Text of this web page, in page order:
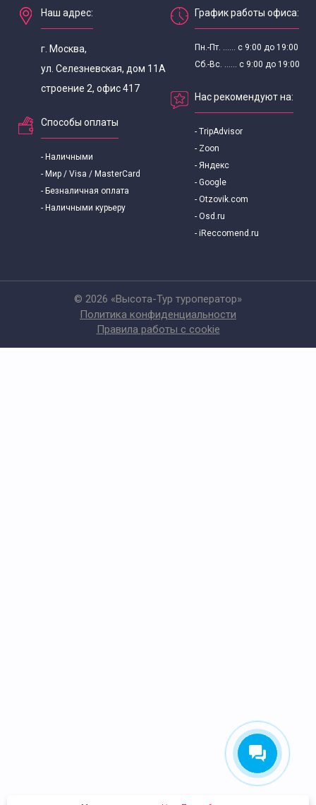
Чешский язык
Шведский язык
Наш адрес:
г. Москва,
ул. Селезневская, дом 11А
строение 2, офис 417
Способы оплаты
- Наличными
- Мир / Visa / MasterCard
- Безналичная оплата
- Наличными курьеру
График работы офиса:
Пн.-Пт. ...... с 9:00 до 19:00
Сб.-Вс. ...... с 9:00 до 19:00
Нас рекомендуют на:
- TripAdvisor
- Zoon
- Яндекс
- Google
- Otzovik.com
- Osd.ru
- iReccomend.ru
© 2026 «Высота-Тур туроператор»
Политика конфиденциальности
Правила работы с cookie